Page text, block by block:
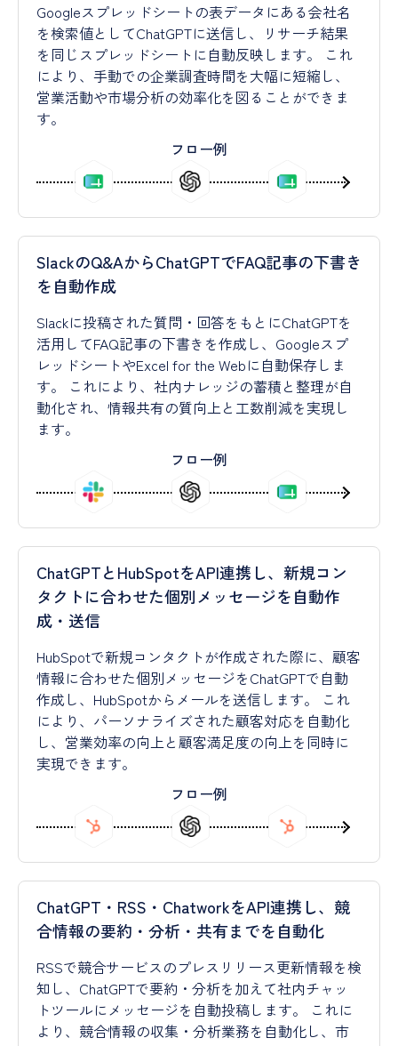
Googleスプレッドシートの表データにある会社名
を検索値としてChatGPTに送信し、リサーチ結果
を同じスプレッドシートに自動反映します。 これ
により、手動での企業調査時間を大幅に短縮し、
営業活動や市場分析の効率化を図ることができま
す。
フロー例
SlackのQ&AからChatGPTでFAQ記事の下書き
を自動作成
Slackに投稿された質問・回答をもとにChatGPTを
活用してFAQ記事の下書きを作成し、Googleスプ
レッドシートやExcel for the Webに自動保存しま
す。 これにより、社内ナレッジの蓄積と整理が自
動化され、情報共有の質向上と工数削減を実現し
ます。
フロー例
ChatGPTとHubSpotをAPI連携し、新規コン
タクトに合わせた個別メッセージを自動作
成・送信
HubSpotで新規コンタクトが作成された際に、顧客
情報に合わせた個別メッセージをChatGPTで自動
作成し、HubSpotからメールを送信します。 これ
により、パーソナライズされた顧客対応を自動化
し、営業効率の向上と顧客満足度の向上を同時に
実現できます。
フロー例
ChatGPT・RSS・ChatworkをAPI連携し、競
合情報の要約・分析・共有までを自動化
RSSで競合サービスのプレスリリース更新情報を検
知し、ChatGPTで要約・分析を加えて社内チャッ
トツールにメッセージを自動投稿します。 これに
より、競合情報の収集・分析業務を自動化し、市